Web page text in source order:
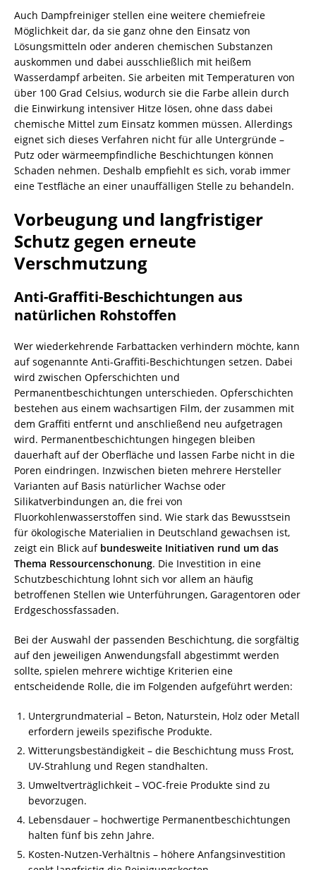
Auch Dampfreiniger stellen eine weitere chemiefreie
Möglichkeit dar, da sie ganz ohne den Einsatz von
Lösungsmitteln oder anderen chemischen Substanzen
auskommen und dabei ausschließlich mit heißem
Wasserdampf arbeiten. Sie arbeiten mit Temperaturen von
über 100 Grad Celsius, wodurch sie die Farbe allein durch
die Einwirkung intensiver Hitze lösen, ohne dass dabei
chemische Mittel zum Einsatz kommen müssen. Allerdings
eignet sich dieses Verfahren nicht für alle Untergründe –
Putz oder wärmeempfindliche Beschichtungen können
Schaden nehmen. Deshalb empfiehlt es sich, vorab immer
eine Testfläche an einer unauffälligen Stelle zu behandeln.
Vorbeugung und langfristiger
Schutz gegen erneute
Verschmutzung
Anti-Graffiti-Beschichtungen aus
natürlichen Rohstoffen
Wer wiederkehrende Farbattacken verhindern möchte, kann
auf sogenannte Anti-Graffiti-Beschichtungen setzen. Dabei
wird zwischen Opferschichten und
Permanentbeschichtungen unterschieden. Opferschichten
bestehen aus einem wachsartigen Film, der zusammen mit
dem Graffiti entfernt und anschließend neu aufgetragen
wird. Permanentbeschichtungen hingegen bleiben
dauerhaft auf der Oberfläche und lassen Farbe nicht in die
Poren eindringen. Inzwischen bieten mehrere Hersteller
Varianten auf Basis natürlicher Wachse oder
Silikatverbindungen an, die frei von
Fluorkohlenwasserstoffen sind. Wie stark das Bewusstsein
für ökologische Materialien in Deutschland gewachsen ist,
zeigt ein Blick auf bundesweite Initiativen rund um das
Thema Ressourcenschonung. Die Investition in eine
Schutzbeschichtung lohnt sich vor allem an häufig
betroffenen Stellen wie Unterführungen, Garagentoren oder
Erdgeschossfassaden.
Bei der Auswahl der passenden Beschichtung, die sorgfältig
auf den jeweiligen Anwendungsfall abgestimmt werden
sollte, spielen mehrere wichtige Kriterien eine
entscheidende Rolle, die im Folgenden aufgeführt werden:
Untergrundmaterial – Beton, Naturstein, Holz oder Metall
erfordern jeweils spezifische Produkte.
Witterungsbeständigkeit – die Beschichtung muss Frost,
UV-Strahlung und Regen standhalten.
Umweltverträglichkeit – VOC-freie Produkte sind zu
bevorzugen.
Lebensdauer – hochwertige Permanentbeschichtungen
halten fünf bis zehn Jahre.
Kosten-Nutzen-Verhältnis – höhere Anfangsinvestition